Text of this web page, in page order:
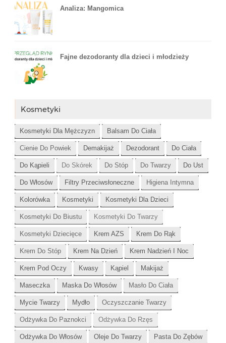
Analiza: Mangomica
Fajne dezodoranty dla dzieci i młodzieży
Kosmetyki
Kosmetyki Dla Mężczyzn Balsam Do Ciała
Cienie Do Powiek Demakijaż Dezodorant Do Ciała
Do Kąpieli Do Skórek Do Stóp Do Twarzy Do Ust
Do Włosów Filtry Przeciwsłoneczne Higiena Intymna
Kolorówka Kosmetyki Kosmetyki Dla Dzieci
Kosmetyki Do Biustu Kosmetyki Do Twarzy
Kosmetyki Dziecięce Krem AZS Krem Do Rąk
Krem Do Stóp Krem Na Dzień Krem Nadzień I Noc
Krem Pod Oczy Kwasy Kąpiel Makijaż
Maseczka Maska Do Włosów Masło Do Ciała
Mycie Twarzy Mydło Oczyszczanie Twarzy
Odżywka Do Paznokci Odżywka Do Rzęs
Odżywka Do Włosów Oleje Do Twarzy Pasta Do Zębów